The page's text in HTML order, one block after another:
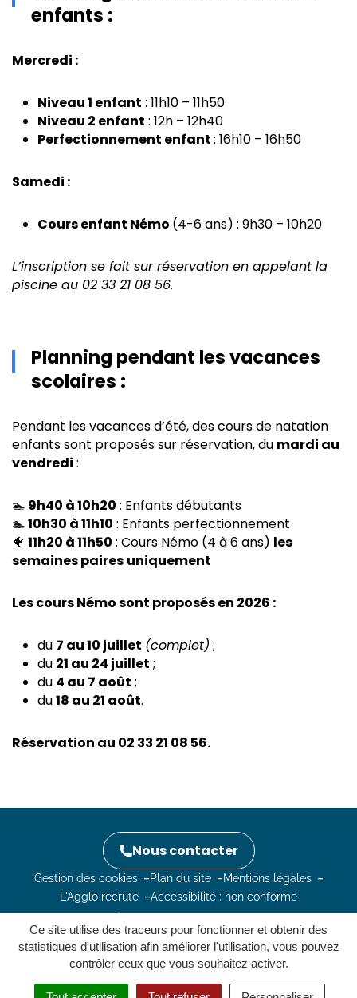
Ce site utilise des traceurs pour fonctionner et obtenir des
statistiques d'utilisation afin améliorer l'utilisation, vous pouvez
contrôler ceux que vous souhaitez activer.
enfants :
Mercredi :
Niveau 1 enfant : 11h10 – 11h50
Niveau 2 enfant : 12h – 12h40
Perfectionnement enfant: 16h10 – 16h50
Samedi :
Cours enfant Némo (4-6 ans) : 9h30 – 10h20
L’inscription se fait sur réservation en appelant la
piscine au 02 33 21 08 56.
Planning pendant les vacances
scolaires :
Pendant les vacances d’été, des cours de natation
enfants sont proposés sur réservation, du mardi au
vendredi :
🏊 9h40 à 10h20 : Enfants débutants
🏊10h30 à 11h10 : Enfants perfectionnement
🐠 11h20 à 11h50 : Cours Némo (4 à 6 ans) les
semaines paires uniquement
Les cours Némo sont proposés en 2026 :
du 7 au 10 juillet (complet) ;
du 21 au 24 juillet ;
du 4 au 7 août ;
du18 au 21 août.
Réservation au 02 33 21 08 56.
Nous contacter
Gestion des cookies Plan du site
Mentions légales
L'Agglo recrute
Accessibilité : non conforme